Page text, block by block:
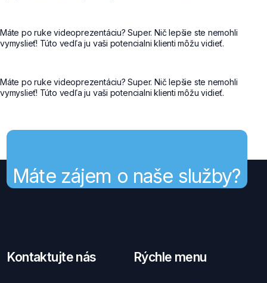
Máte po ruke videoprezentáciu? Super. Nič lepšie ste nemohli
vymyslieť! Túto vedľa ju vaši potencialni klienti môžu vidieť.
Máte po ruke videoprezentáciu? Super. Nič lepšie ste nemohli
vymyslieť! Túto vedľa ju vaši potencialni klienti môžu vidieť.
Máte zájem o naše služby?
Kontaktujte nás Rýchle menu